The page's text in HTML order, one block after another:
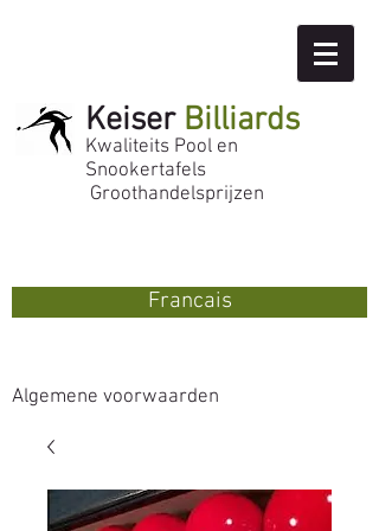
Keiser Billiards
Kwaliteits Pool en
Snookertafels
Groothandelsprijzen
Francais
Algemene voorwaarden